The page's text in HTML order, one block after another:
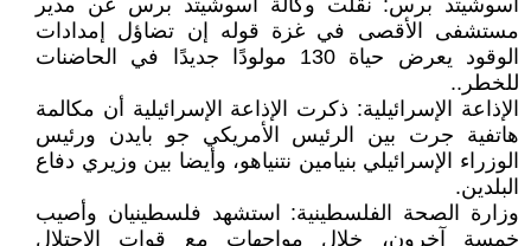
أسوشيتد برس: نقلت وكالة أسوشيتد برس عن مدير
مستشفى الأقصى في غزة قوله إن تضاؤل ​​إمدادات
الوقود يعرض حياة 130 مولودًا جديدًا في الحاضنات
للخطر..
الإذاعة الإسرائيلية: ذكرت الإذاعة الإسرائيلية أن مكالمة
هاتفية جرت بين الرئيس الأمريكي جو بايدن ورئيس
الوزراء الإسرائيلي بنيامين نتنياهو، وأيضا بين وزيري دفاع
البلدين.
وزارة الصحة الفلسطينية: استشهد فلسطينيان وأصيب
خمسة آخرون، خلال مواجهات مع قوات الاحتلال